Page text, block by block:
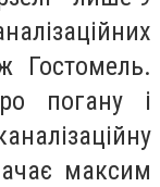
Гостомель.
погану і
максим